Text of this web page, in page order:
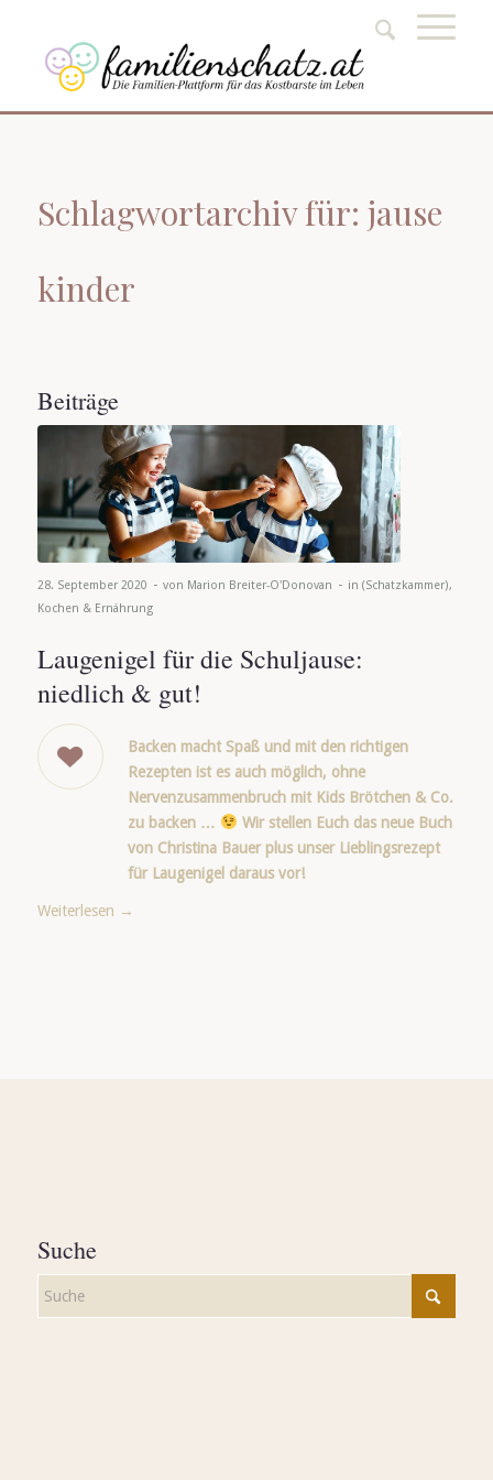
Schlagwortarchiv für: jause
kinder
Beiträge
28. September 2020 - von Marion Breiter-O'Donovan - in (Schatzkammer),
Kochen & Ernährung
Laugenigel für die Schuljause:
niedlich & gut!
Backen macht Spaß und mit den richtigen
Rezepten ist es auch möglich, ohne
Nervenzusammenbruch mit Kids Brötchen & Co.
zu backen …
Wir stellen Euch das neue Buch
von Christina Bauer plus unser Lieblingsrezept
für Laugenigel daraus vor!
Weiterlesen →
Suche